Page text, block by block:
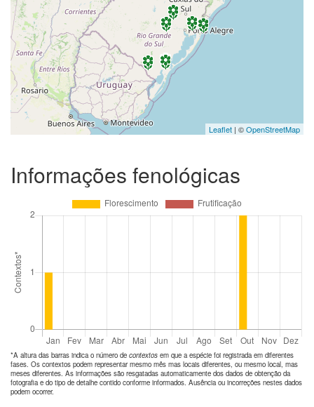
Leaflet | ©OpenStreetMap
Informações fenológicas
*A altura das barras indica o número de contextos em que a espécie foi registrada em diferentes
fases. Os contextos podem representar mesmo mês mas locais diferentes, ou mesmo local, mas
meses diferentes. As informações são resgatadas automaticamente dos dados de obtenção da
fotografia e do tipo de detalhe contido conforme informados. Ausência ou incorreções nestes dados
podem ocorrer.